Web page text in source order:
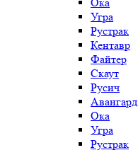
Угра
Рустрак
Кентавр
Файтер
Скаут
Русич
Авангард
Ока
Угра
Рустрак